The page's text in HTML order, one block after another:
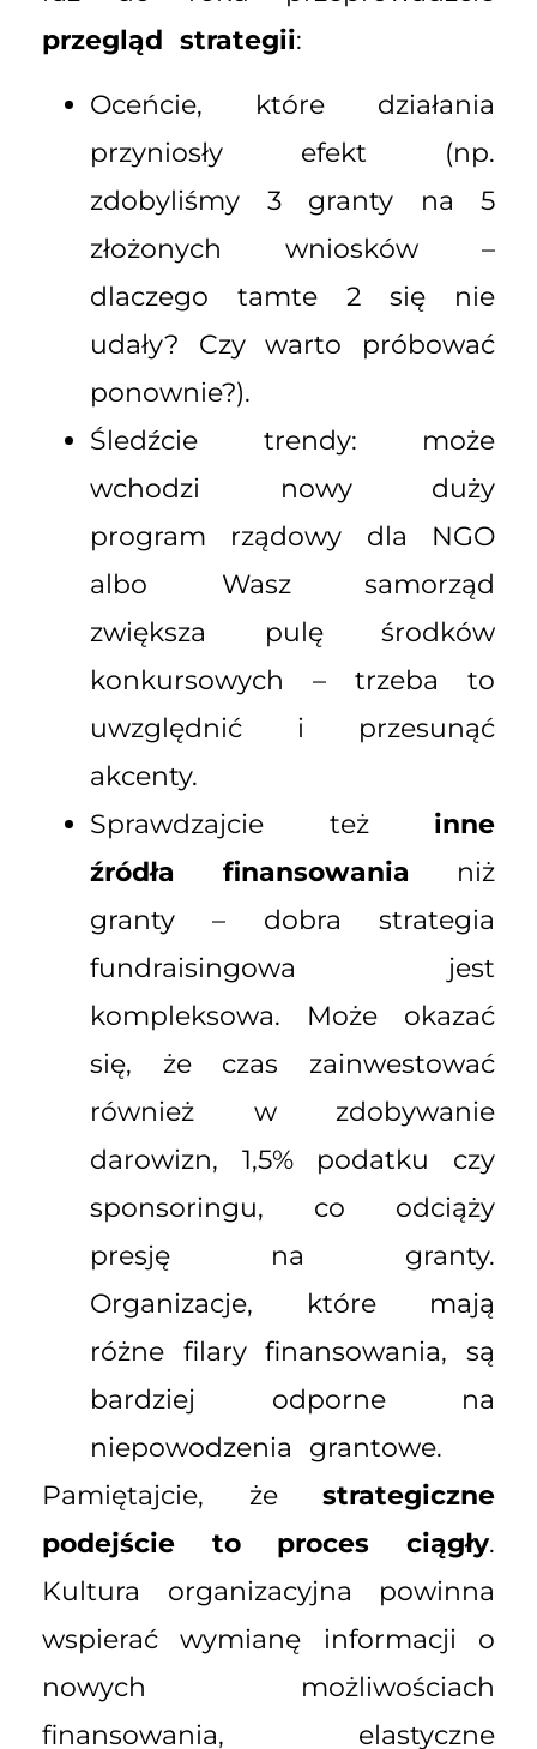
przegląd strategii:
Oceńcie, które działania
przyniosły efekt (np.
zdobyliśmy 3 granty na 5
złożonych wniosków –
dlaczego tamte 2 się nie
udały? Czy warto próbować
ponownie?).
Śledźcie trendy: może
wchodzi nowy duży
program rządowy dla NGO
albo Wasz samorząd
zwiększa pulę środków
konkursowych – trzeba to
uwzględnić i przesunąć
akcenty.
Sprawdzajcie też inne
źródła finansowania niż
granty – dobra strategia
fundraisingowa jest
kompleksowa. Może okazać
się, że czas zainwestować
również w zdobywanie
darowizn, 1,5% podatku czy
sponsoringu, co odciąży
presję na granty.
Organizacje, które mają
różne filary finansowania, są
bardziej odporne na
niepowodzenia grantowe.
Pamiętajcie, że strategiczne
podejście to proces ciągły.
Kultura organizacyjna powinna
wspierać wymianę informacji o
nowych możliwościach
finansowania, elastyczne